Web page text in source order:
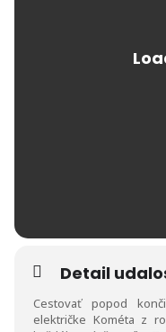
Detail
Cestovať popod
električke Kométa z